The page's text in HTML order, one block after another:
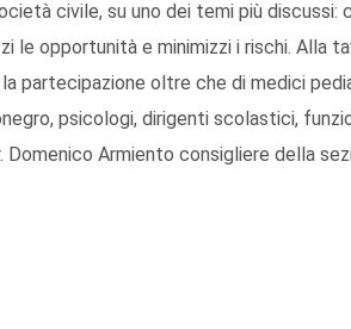
civile, su uno dei temi più discussi:
le opportunità e minimizzi i rischi. Alla
partecipazione oltre che di medici
psicologi, dirigenti scolastici,
Armiento consigliere della